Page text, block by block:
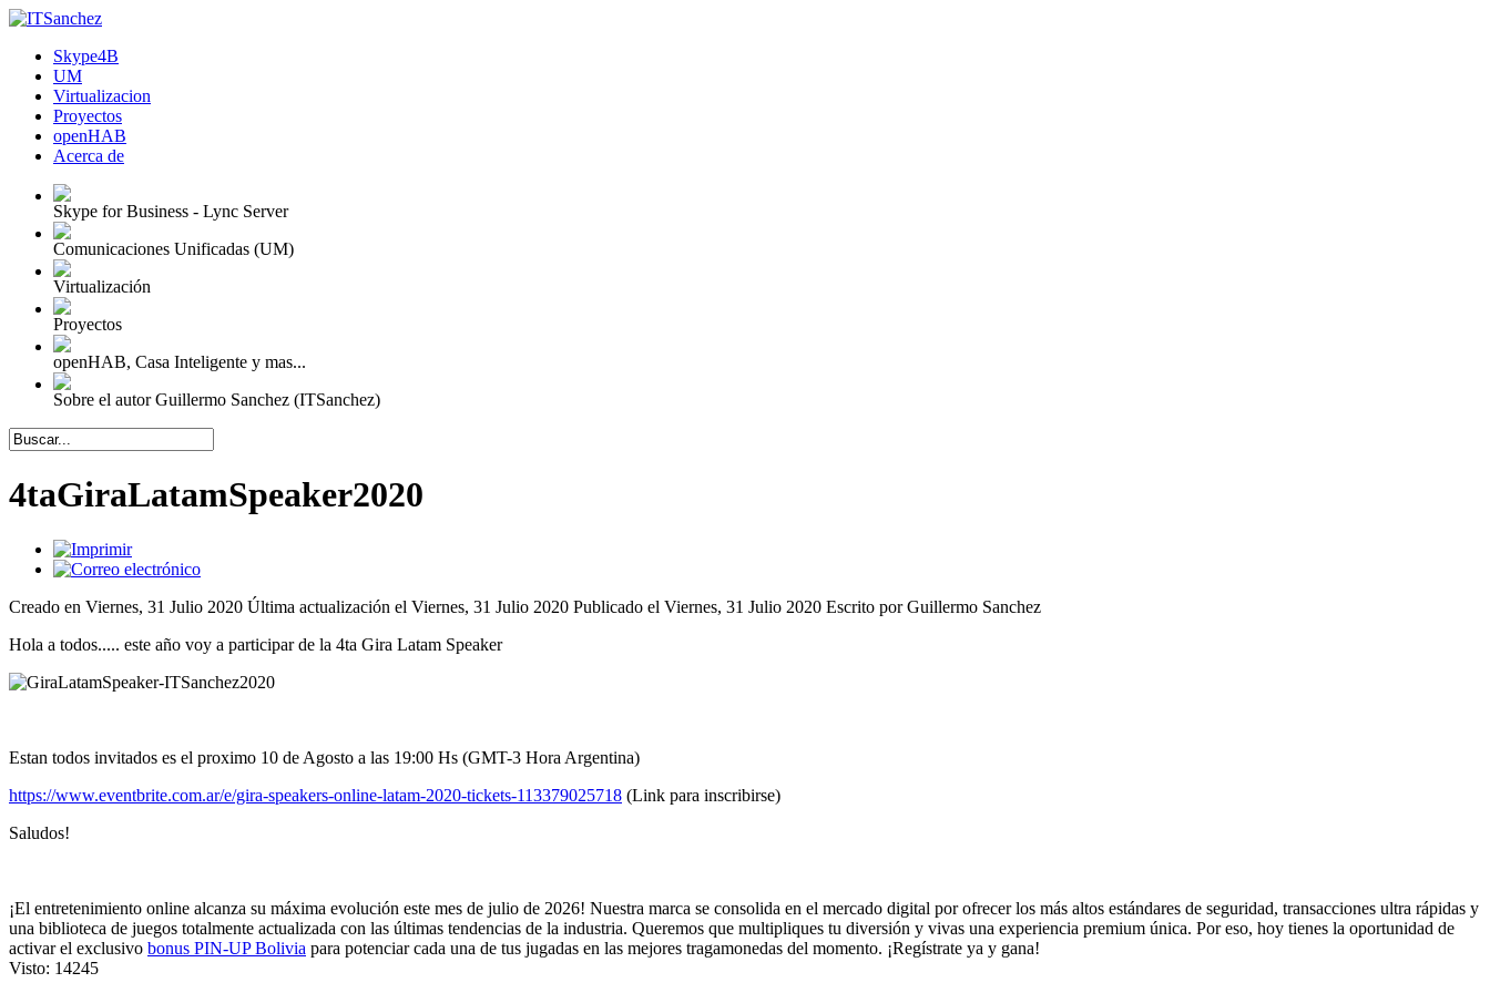
Skype4B
UM
Virtualizacion
Proyectos
openHAB
Acerca de
Skype for Business - Lync Server
Comunicaciones Unificadas (UM)
Virtualización
Proyectos
openHAB, Casa Inteligente y mas...
Sobre el autor Guillermo Sanchez (ITSanchez)
4taGiraLatamSpeaker2020
Creado en Viernes, 31 Julio 2020 Última actualización el Viernes, 31 Julio 2020 Publicado el Viernes, 31 Julio 2020 Escrito por Guillermo Sanchez
Hola a todos..... este año voy a participar de la 4ta Gira Latam Speaker
Estan todos invitados es el proximo 10 de Agosto a las 19:00 Hs (GMT-3 Hora Argentina)
https://www.eventbrite.com.ar/e/gira-speakers-online-latam-2020-tickets-113379025718 (Link para inscribirse)
Saludos!
¡El entretenimiento online alcanza su máxima evolución este mes de julio de 2026! Nuestra marca se consolida en el mercado digital por ofrecer los más altos estándares de seguridad, transacciones ultra rápidas y
una biblioteca de juegos totalmente actualizada con las últimas tendencias de la industria. Queremos que multipliques tu diversión y vivas una experiencia premium única. Por eso, hoy tienes la oportunidad de
activar el exclusivo bonus PIN-UP Bolivia para potenciar cada una de tus jugadas en las mejores tragamonedas del momento. ¡Regístrate ya y gana!
Visto: 14245